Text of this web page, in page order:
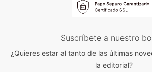
Suscríbete a nuestro
¿Quieres estar al tanto de las últimas
la editorial?